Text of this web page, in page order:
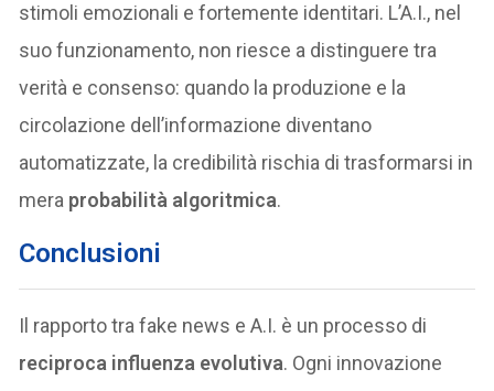
stimoli emozionali e fortemente identitari. L’A.I., nel
suo funzionamento, non riesce a distinguere tra
verità e consenso: quando la produzione e la
circolazione dell’informazione diventano
automatizzate, la credibilità rischia di trasformarsi in
mera probabilità algoritmica.
Conclusioni
Il rapporto tra fake news e A.I. è un processo di
reciproca influenza evolutiva. Ogni innovazione